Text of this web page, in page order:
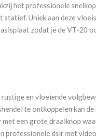
het professionele
Uniek aan deze
zodat je de VT-20
en vloeiende
te ontkoppelen kan de
een grote draaiknop
professionele dslr met